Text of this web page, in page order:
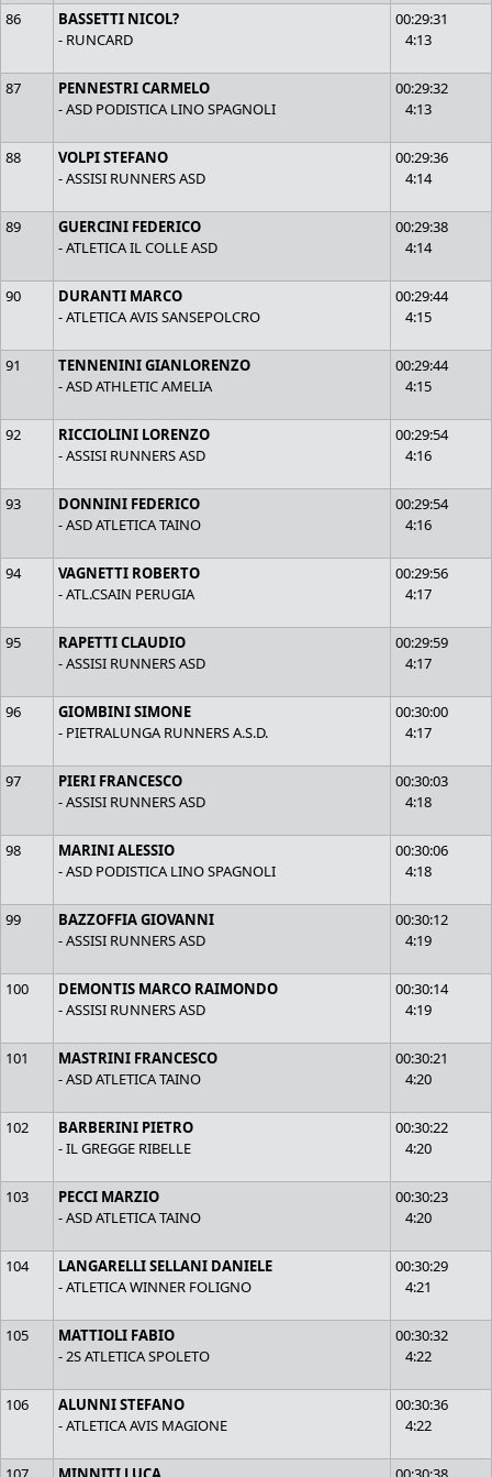
86
BASSETTI NICOL?
- RUNCARD
00:29:31
4:13
87
PENNESTRI CARMELO
- ASD PODISTICA LINO SPAGNOLI
00:29:32
4:13
88
VOLPI STEFANO
- ASSISI RUNNERS ASD
00:29:36
4:14
89
GUERCINI FEDERICO
- ATLETICA IL COLLE ASD
00:29:38
4:14
90
DURANTI MARCO
- ATLETICA AVIS SANSEPOLCRO
00:29:44
4:15
91
TENNENINI GIANLORENZO
- ASD ATHLETIC AMELIA
00:29:44
4:15
92
RICCIOLINI LORENZO
- ASSISI RUNNERS ASD
00:29:54
4:16
93
DONNINI FEDERICO
- ASD ATLETICA TAINO
00:29:54
4:16
94
VAGNETTI ROBERTO
- ATL.CSAIN PERUGIA
00:29:56
4:17
95
RAPETTI CLAUDIO
- ASSISI RUNNERS ASD
00:29:59
4:17
96
GIOMBINI SIMONE
- PIETRALUNGA RUNNERS A.S.D.
00:30:00
4:17
97
PIERI FRANCESCO
- ASSISI RUNNERS ASD
00:30:03
4:18
98
MARINI ALESSIO
- ASD PODISTICA LINO SPAGNOLI
00:30:06
4:18
99
BAZZOFFIA GIOVANNI
- ASSISI RUNNERS ASD
00:30:12
4:19
100
DEMONTIS MARCO RAIMONDO
- ASSISI RUNNERS ASD
00:30:14
4:19
101
MASTRINI FRANCESCO
- ASD ATLETICA TAINO
00:30:21
4:20
102
BARBERINI PIETRO
- IL GREGGE RIBELLE
00:30:22
4:20
103
PECCI MARZIO
- ASD ATLETICA TAINO
00:30:23
4:20
104
LANGARELLI SELLANI DANIELE
- ATLETICA WINNER FOLIGNO
00:30:29
4:21
105
MATTIOLI FABIO
- 2S ATLETICA SPOLETO
00:30:32
4:22
106
ALUNNI STEFANO
- ATLETICA AVIS MAGIONE
00:30:36
4:22